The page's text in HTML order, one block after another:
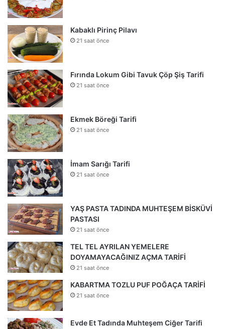
Kabaklı Pirinç Pilavı
21 saat önce
Fırında Lokum Gibi Tavuk Çöp Şiş Tarifi
21 saat önce
Ekmek Böreği Tarifi
21 saat önce
İmam Sarığı Tarifi
21 saat önce
YAŞ PASTA TADINDA MUHTEŞEM BİSKÜVİ
PASTASI
21 saat önce
TEL TEL AYRILAN YEMELERE
DOYAMAYACAĞINIZ AÇMA TARİFİ
21 saat önce
KABARTMA TOZLU PUF POĞAÇA TARİFİ
21 saat önce
Evde Et Tadında Muhteşem Ciğer Tarifi